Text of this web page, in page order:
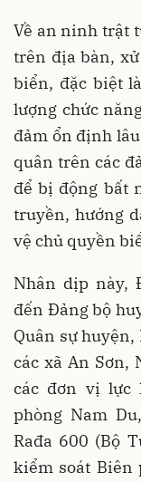
Về an ninh trật
trên địa bàn,
biển, đặc biệt
lượng chức
đảm ổn định
quân trên các
để bị động bất
truyền, hướng
vệ chủ quyền
Nhân dịp này,
đến Đảng bộ
Quân sự huyện,
các xã An Sơn,
các đơn vị lực
phòng Nam
Rađa 600 (Bộ
kiểm soát Biên